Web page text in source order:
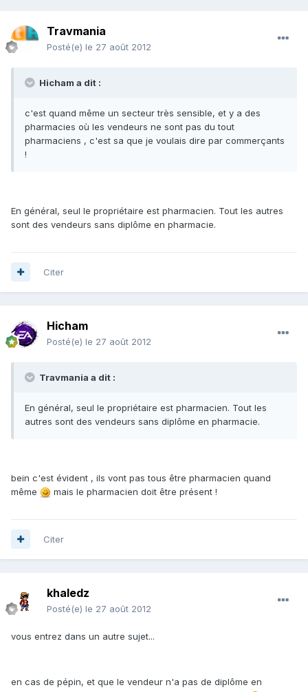
Travmania
Posté(e) le 27 août 2012
Hicham a dit :
c'est quand même un secteur très sensible, et y a des
pharmacies où les vendeurs ne sont pas du tout
pharmaciens , c'est sa que je voulais dire par commerçants
!
En général, seul le propriétaire est pharmacien. Tout les autres
sont des vendeurs sans diplôme en pharmacie.
Citer
Hicham
Posté(e) le 27 août 2012
Travmania a dit :
En général, seul le propriétaire est pharmacien. Tout les
autres sont des vendeurs sans diplôme en pharmacie.
bein c'est évident , ils vont pas tous être pharmacien quand
même
mais le pharmacien doit être présent !
Citer
khaledz
Posté(e) le 27 août 2012
vous entrez dans un autre sujet...
en cas de pépin, et que le vendeur n'a pas de diplôme en